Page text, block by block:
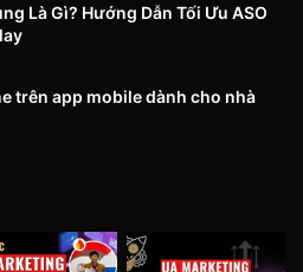
Là Gì? Hướng Dẫn Tối Ưu ASO
trên app mobile dành cho nhà